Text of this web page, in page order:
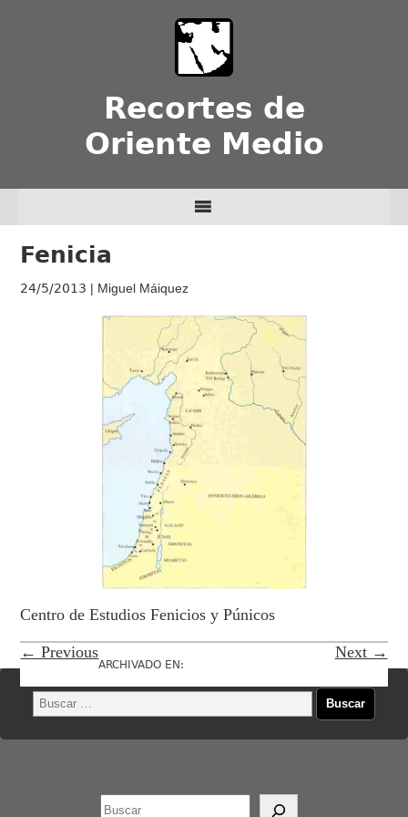
Recortes de
Oriente Medio
Fenicia
24/5/2013 | Miguel Máiquez
Centro de Estudios Fenicios y Púnicos
← Previous Next →
ARCHIVADO EN: